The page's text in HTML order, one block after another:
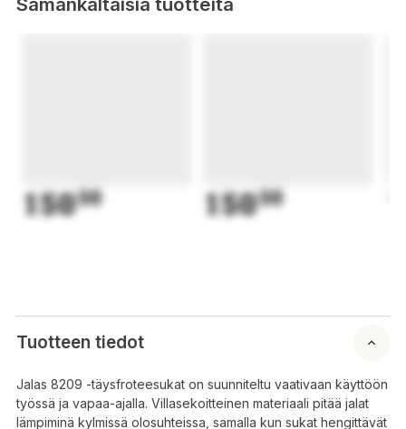
15050 15050
Tuotteen tiedot
Jalas 8209 -täysfroteesukat on suunniteltu vaativaan käyttöön
työssä ja vapaa-ajalla. Villasekoitteinen materiaali pitää jalat
lämpiminä kylmissä olosuhteissa, samalla kun sukat hengittävät